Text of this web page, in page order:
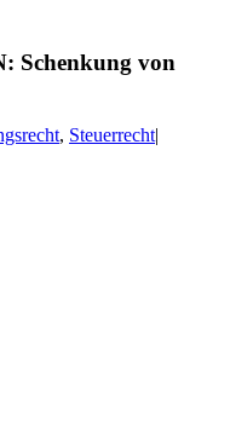
Schenkung von
, Steuerrecht|